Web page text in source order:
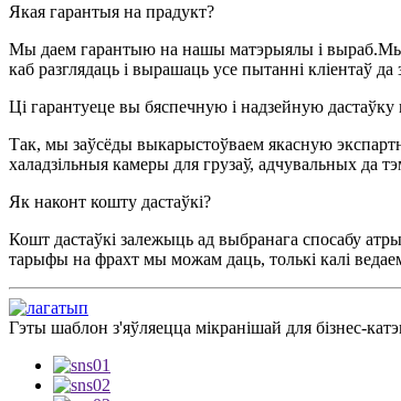
Якая гарантыя на прадукт?
Мы даем гарантыю на нашы матэрыялы і выраб.Мы
каб разглядаць і вырашаць усе пытанні кліентаў да
Ці гарантуеце вы бяспечную і надзейную дастаўку
Так, мы заўсёды выкарыстоўваем якасную
халадзільныя камеры для грузаў, адчувальных да
Як наконт кошту дастаўкі?
Кошт дастаўкі залежыць ад выбранага спосабу
тарыфы на фрахт мы можам даць, толькі калі
Гэты шаблон з'яўляецца мікранішай для бізнес-